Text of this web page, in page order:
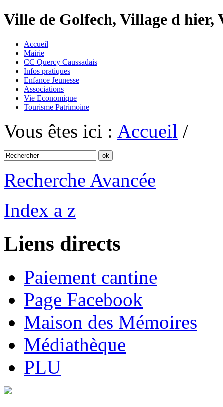
Ville de Golfech, Village d
Accueil
Mairie
CC Quercy Caussadais
Infos pratiques
Enfance Jeunesse
Associations
Vie Economique
Tourisme Patrimoine
Vous êtes ici : Accueil /
Recherche Avancée
Index a z
Liens directs
Paiement cantine
Page Facebook
Maison des Mémoires
Médiathèque
PLU